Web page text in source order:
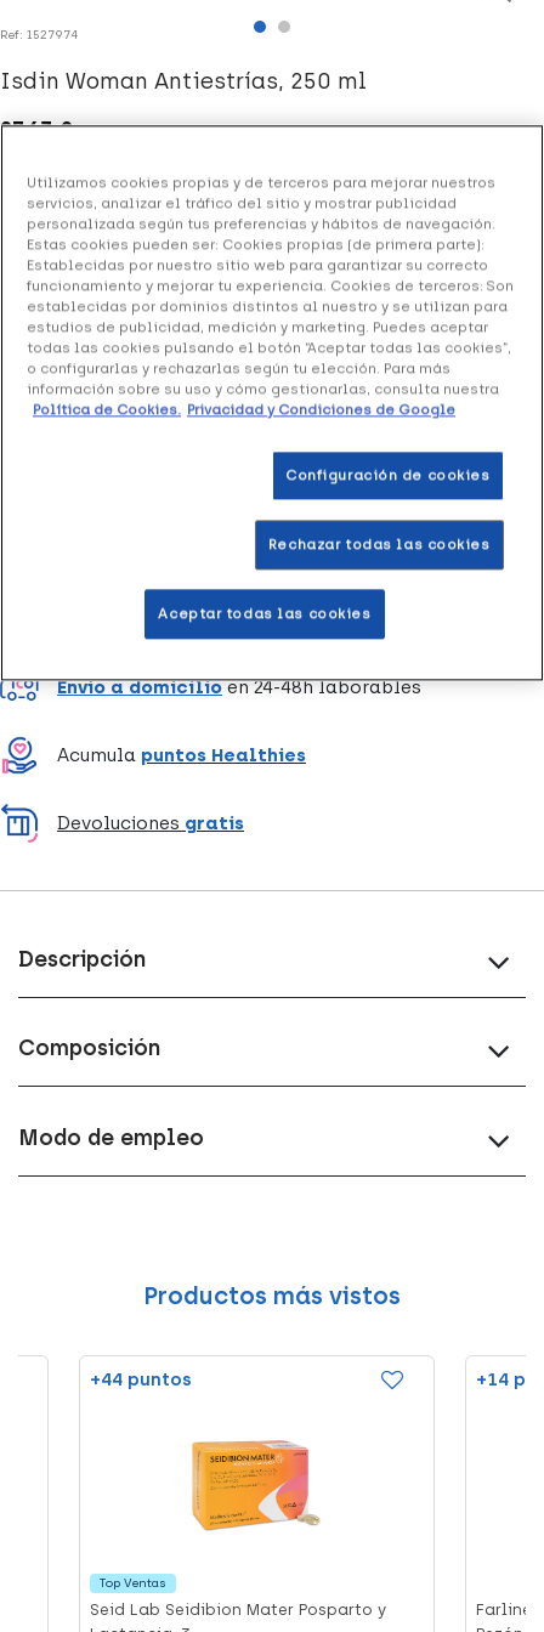
Ref: 1527974
Isdin Woman Antiestrías, 250 ml
27.63 €
+ 55 puntosHealthies
(1 opinión)
Crema corporal antiestrías que previene y reduce la
formación de estrías. Potencia la elasticidad de la piel,
mejorando su flexibilidad y aumentando la resistencia de
Entrega rápida y gratuita en farmacia
Envío a domicilioen 24-48h laborables
Acumula puntos Healthies
Devoluciones gratis
Descripción
Composición
Modo de empleo
Productos más vistos
+44 puntos
Top Ventas
Seid Lab Seidibion Mater Posparto y
+14
Farline
Utilizamos cookies propias y de terceros para mejorar nuestros
servicios, analizar el tráfico del sitio y mostrar publicidad
personalizada según tus preferencias y hábitos de navegación.
Estas cookies pueden ser: Cookies propias (de primera parte):
Establecidas por nuestro sitio web para garantizar su correcto
funcionamiento y mejorar tu experiencia. Cookies de terceros: Son
establecidas por dominios distintos al nuestro y se utilizan para
estudios de publicidad, medición y marketing. Puedes aceptar
todas las cookies pulsando el botón “Aceptar todas las cookies”,
o configurarlas y rechazarlas según tu elección. Para más
información sobre su uso y cómo gestionarlas, consulta nuestra
Política de Cookies. Privacidad y Condiciones de Google
Configuración de cookies
Rechazar todas las cookies
Aceptar todas las cookies